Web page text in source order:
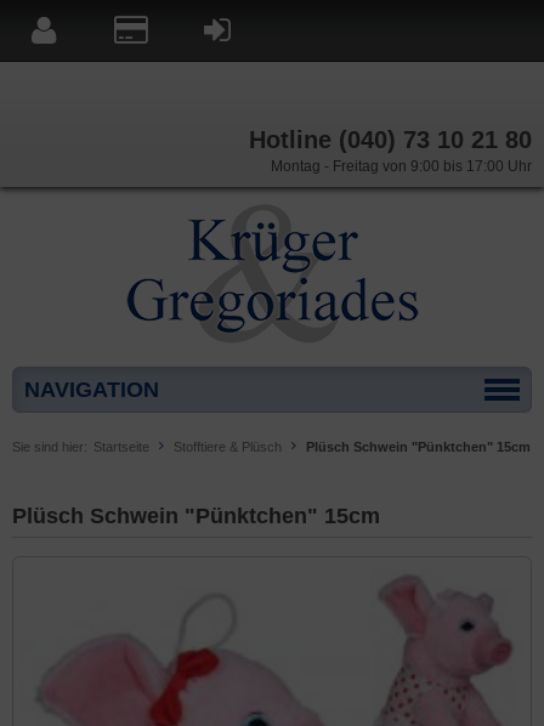
Hotline (040) 73 10 21 80
Montag - Freitag von 9:00 bis 17:00 Uhr
NAVIGATION
Sie sind hier: Startseite Stofftiere & Plüsch Plüsch Schwein "Pünktchen" 15cm
Plüsch Schwein "Pünktchen" 15cm